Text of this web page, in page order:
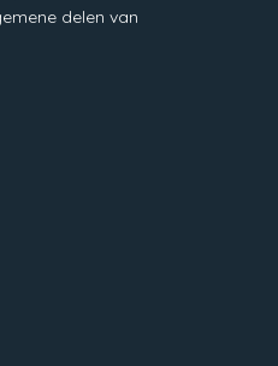
delen van